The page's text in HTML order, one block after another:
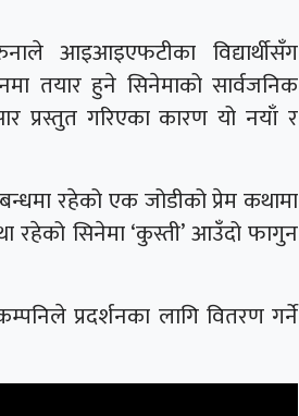
आइआइएफटीका विद्यार्थीसँग
तयार हुने सिनेमाको सार्वजनिक
प्रस्तुत गरिएका कारण यो नयाँ र
रहेको एक जोडीको प्रेम कथामा
सिनेमा ‘कुस्ती’ आउँदो फागुन
प्रदर्शनका लागि वितरण गर्ने